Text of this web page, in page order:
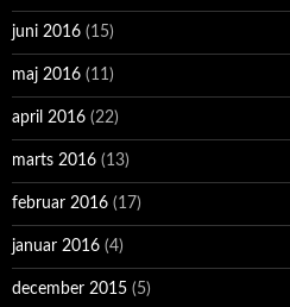
juni 2016 (15)
maj 2016 (11)
april 2016 (22)
marts 2016 (13)
februar 2016 (17)
januar 2016 (4)
december 2015 (5)